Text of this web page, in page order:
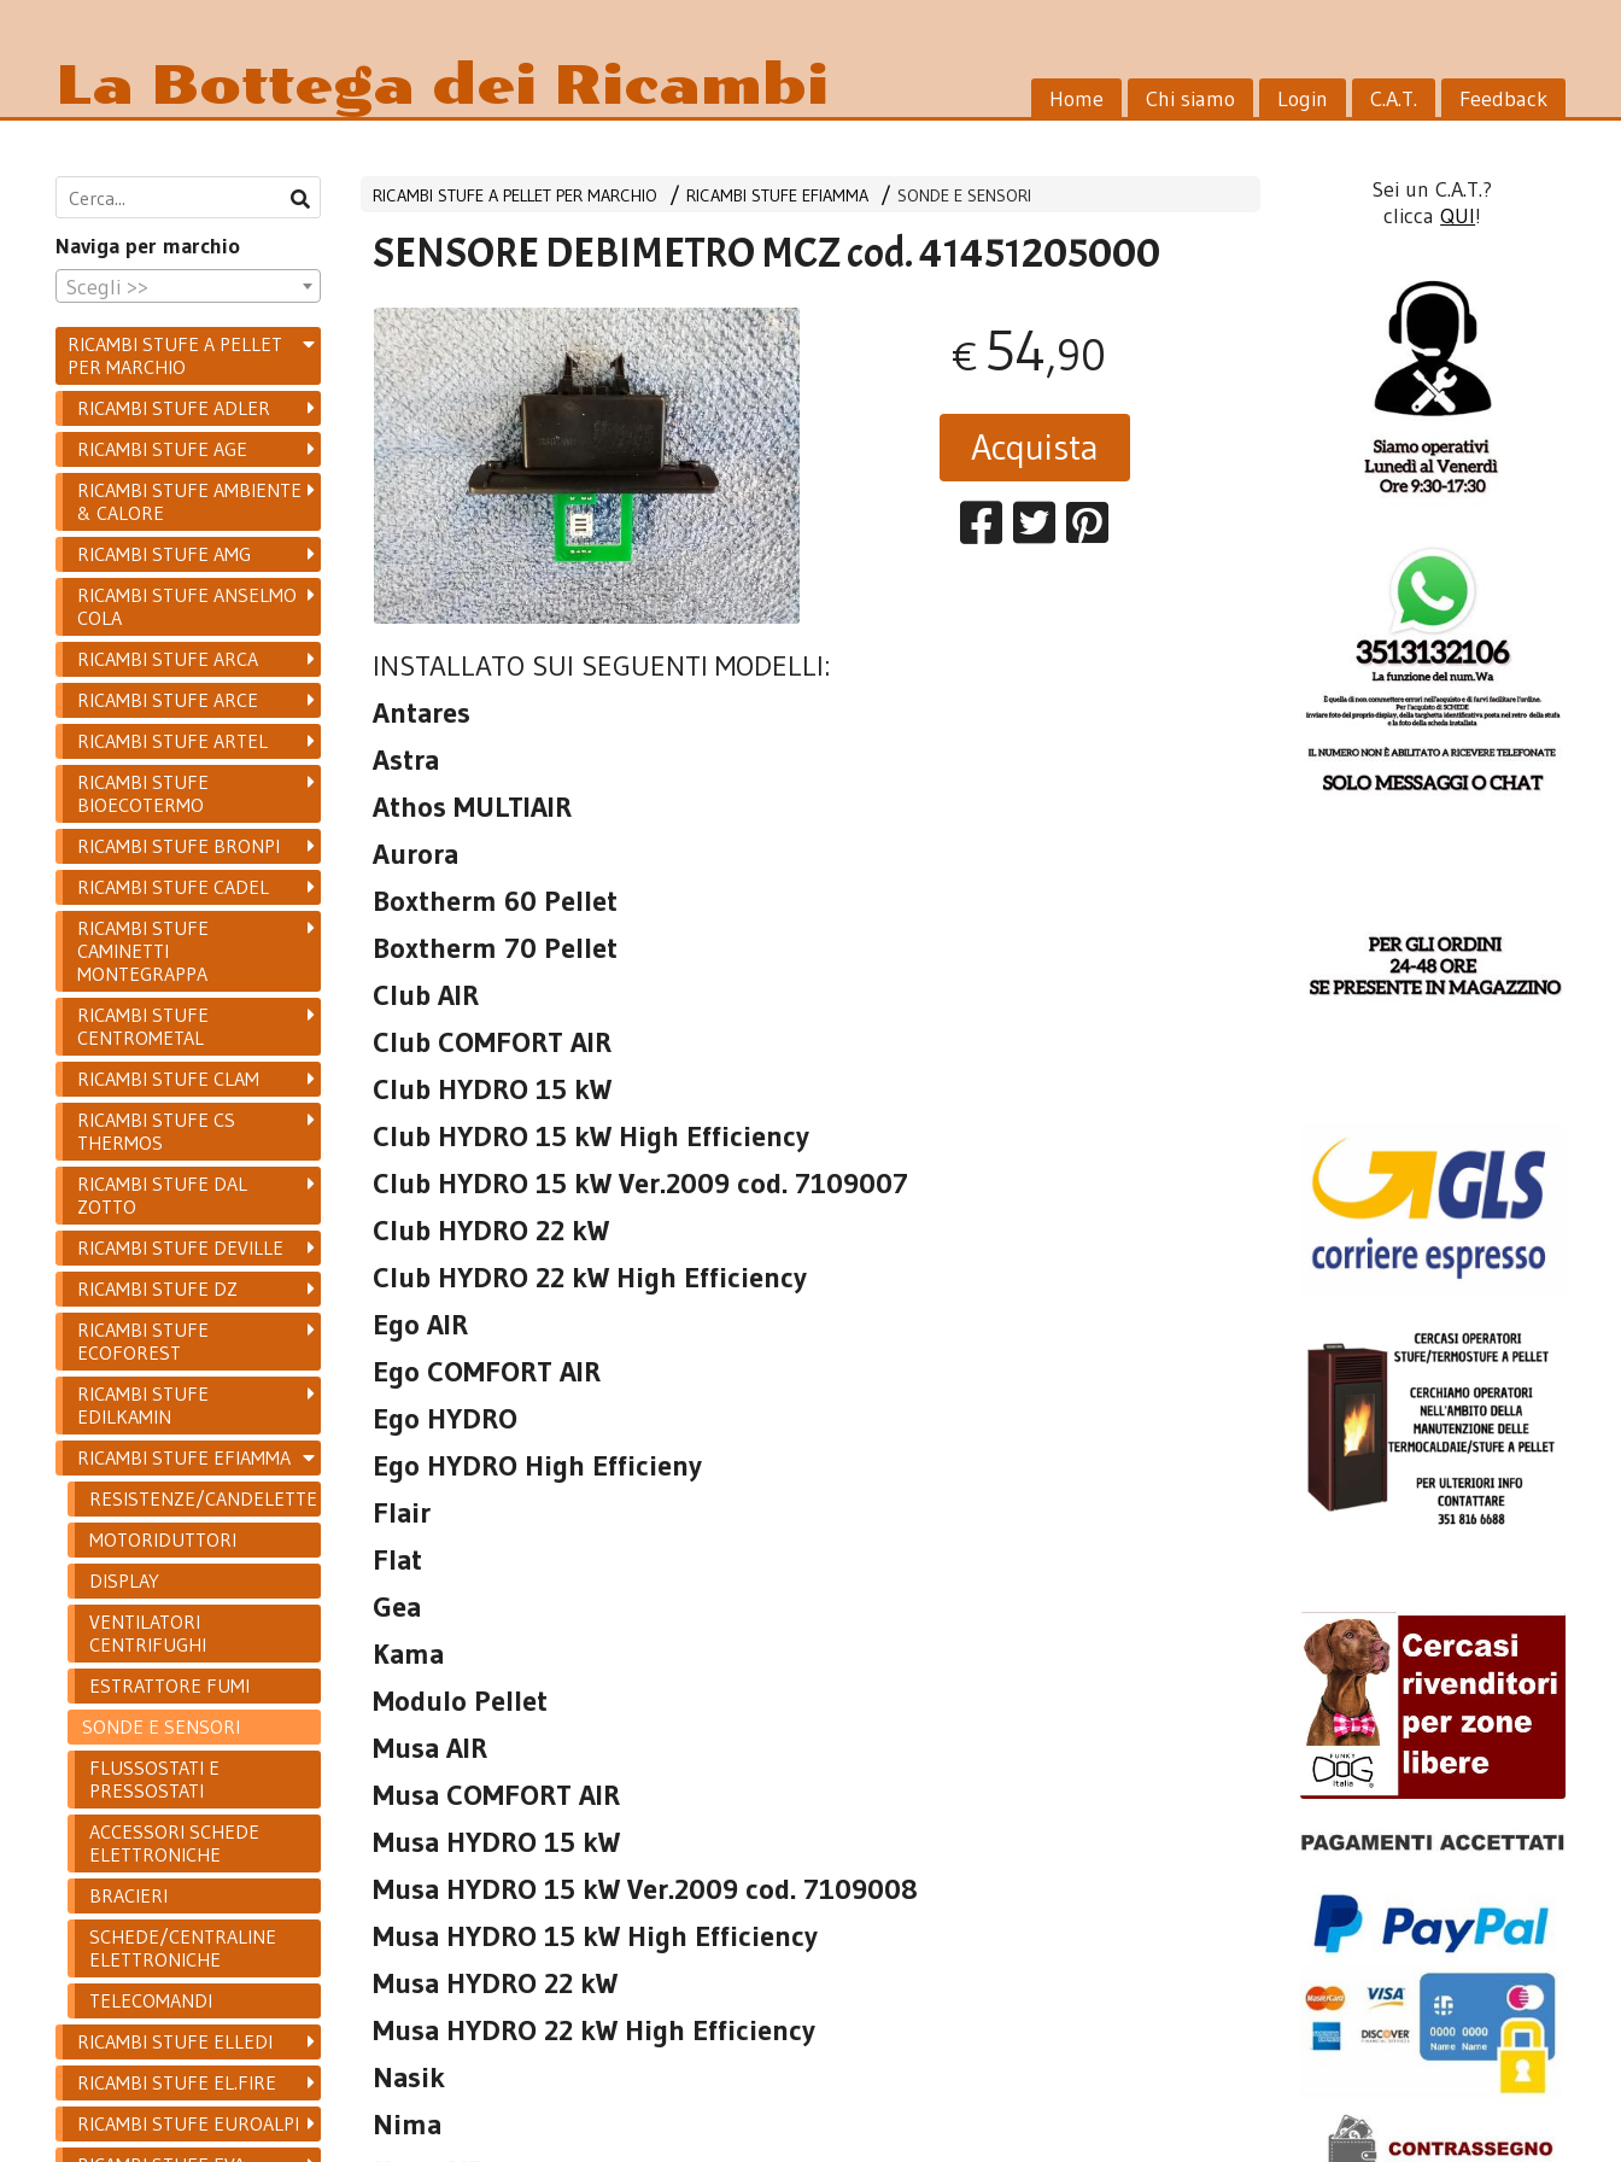
Home Chi siamo Login C.A.T. Feedback
La Bottega dei Ricambi
RICAMBI STUFE A PELLET PER MARCHIO RICAMBI STUFE EFIAMMA SONDE E SENSORI
SENSORE DEBIMETRO MCZ cod. 41451205000
€ 54,90
Acquista
INSTALLATO SUI SEGUENTI MODELLI:
Antares
Astra
Athos MULTIAIR
Aurora
Boxtherm 60 Pellet
Boxtherm 70 Pellet
Club AIR
Club COMFORT AIR
Club HYDRO 15 kW
Club HYDRO 15 kW High Efficiency
Club HYDRO 15 kW Ver.2009 cod. 7109007
Club HYDRO 22 kW
Club HYDRO 22 kW High Efficiency
Ego AIR
Ego COMFORT AIR
Ego HYDRO
Ego HYDRO High Efficieny
Flair
Flat
Gea
Kama
Modulo Pellet
Musa AIR
Musa COMFORT AIR
Musa HYDRO 15 kW
Musa HYDRO 15 kW Ver.2009 cod. 7109008
Musa HYDRO 15 kW High Efficiency
Musa HYDRO 22 kW
Musa HYDRO 22 kW High Efficiency
Nasik
Nima
Naviga per marchio
Scegli >>
RICAMBI STUFE A PELLET
PER MARCHIO
RICAMBI STUFE ADLER
RICAMBI STUFE AGE
RICAMBI STUFE AMBIENTE
& CALORE
RICAMBI STUFE AMG
RICAMBI STUFE ANSELMO
COLA
RICAMBI STUFE ARCA
RICAMBI STUFE ARCE
RICAMBI STUFE ARTEL
RICAMBI STUFE
BIOECOTERMO
RICAMBI STUFE BRONPI
RICAMBI STUFE CADEL
RICAMBI STUFE
CAMINETTI
MONTEGRAPPA
RICAMBI STUFE
CENTROMETAL
RICAMBI STUFE CLAM
RICAMBI STUFE CS
THERMOS
RICAMBI STUFE DAL
ZOTTO
RICAMBI STUFE DEVILLE
RICAMBI STUFE DZ
RICAMBI STUFE
ECOFOREST
RICAMBI STUFE
EDILKAMIN
RICAMBI STUFE EFIAMMA
RESISTENZE/CANDELETTE
MOTORIDUTTORI
DISPLAY
VENTILATORI
CENTRIFUGHI
ESTRATTORE FUMI
SONDE E SENSORI
FLUSSOSTATI E
PRESSOSTATI
ACCESSORI SCHEDE
ELETTRONICHE
BRACIERI
SCHEDE/CENTRALINE
ELETTRONICHE
TELECOMANDI
RICAMBI STUFE ELLEDI
RICAMBI STUFE EL.FIRE
RICAMBI STUFE EUROALPI
Sei un C.A.T.?
cliccaQUI!